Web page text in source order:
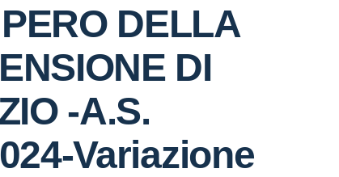
DELLA
DI
-A.S.
Variazione